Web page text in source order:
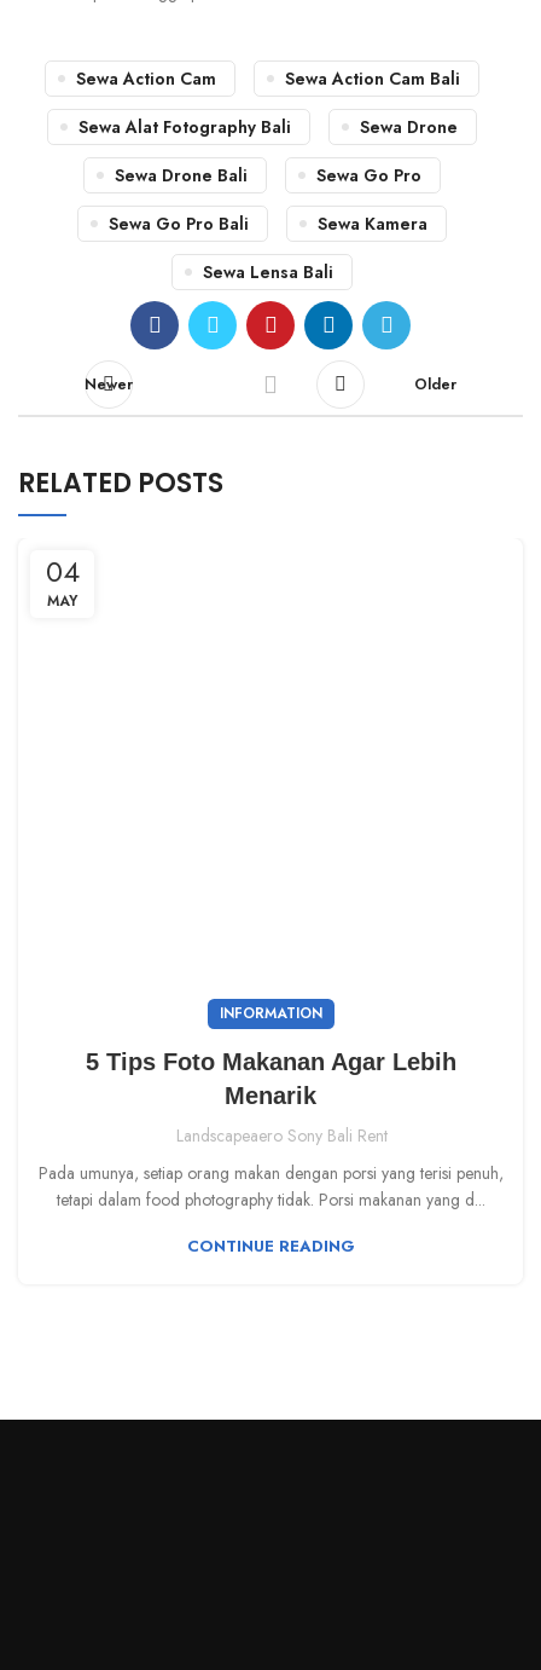
Sewa Action Cam
Sewa Action Cam Bali
Sewa Alat Fotography Bali
Sewa Drone
Sewa Drone Bali
Sewa Go Pro
Sewa Go Pro Bali
Sewa Kamera
Sewa Lensa Bali
Newer Older
RELATED POSTS
04
MAY
INFORMATION
5 Tips Foto Makanan Agar Lebih
Menarik
Landscapeaero Sony Bali Rent
Pada umunya, setiap orang makan dengan porsi yang terisi penuh,
tetapi dalam food photography tidak. Porsi makanan yang d...
CONTINUE READING